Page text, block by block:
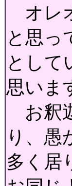
オレ
と思っ
として
思いま
お釈
り、愚
多く居